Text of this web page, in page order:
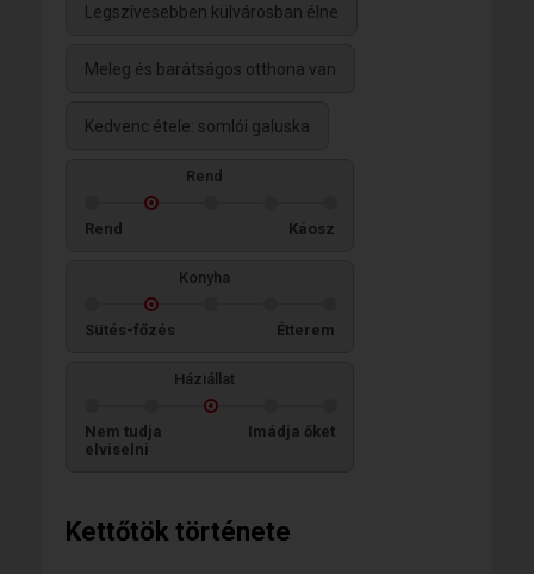
Kettőtök története
Legszívesebben külvárosban élne
Meleg és barátságos otthona van
Kedvenc étele: somlói galuska
Rend
Rend Káosz
Konyha
Sütés-főzés Étterem
Háziállat
Nem tudja
elviselni
Imádja őket